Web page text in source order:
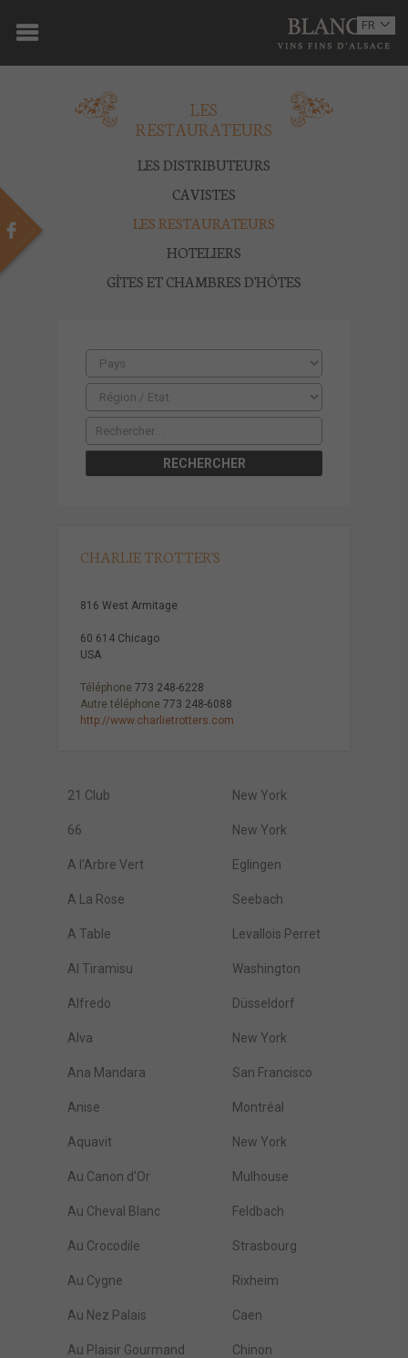
DOMAINE
OENOTOURISME
BOUTIQUE
PRESSE
CONTACT
FR
EN
LES
RESTAURATEURS
LES DISTRIBUTEURS
CAVISTES
LES RESTAURATEURS
HOTELIERS
GÎTES ET CHAMBRES D'HÔTES
CHARLIE TROTTER'S
816 West Armitage
60 614 Chicago
USA
Téléphone 773 248-6228
Autre téléphone 773 248-6088
http://www.charlietrotters.com
21 Club New York
66 New York
A l'Arbre Vert Eglingen
A La Rose Seebach
A Table Levallois Perret
Al Tiramisu Washington
Alfredo Düsseldorf
Alva New York
Ana Mandara San Francisco
Anise Montréal
Aquavit New York
Au Canon d'Or Mulhouse
Au Cheval Blanc Feldbach
Au Crocodile Strasbourg
Au Cygne Rixheim
Au Nez Palais Caen
Au Plaisir Gourmand Chinon